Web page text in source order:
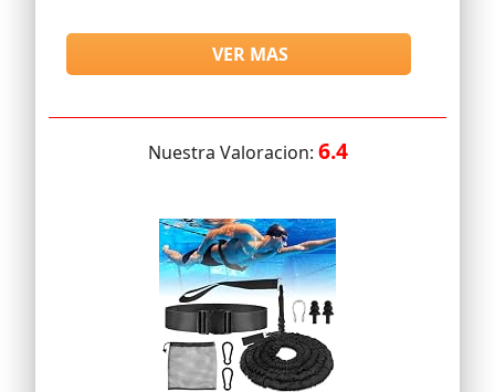
VER MAS
Nuestra Valoracion: 6.4